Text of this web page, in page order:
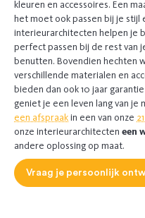
kleuren en accessoires. Een
het moet ook passen bij je stijl
interieurarchitecten helpen je
perfect passen bij de rest van
benutten. Bovendien hechten
verschillende materialen en
bieden dan ook 10 jaar
geniet je een leven lang van je
een afspraakin een van onze
onze interieurarchitecten een
andere oplossing op maat.
Vraag je persoonlijk